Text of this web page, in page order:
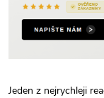
Jeden z nejrychleji